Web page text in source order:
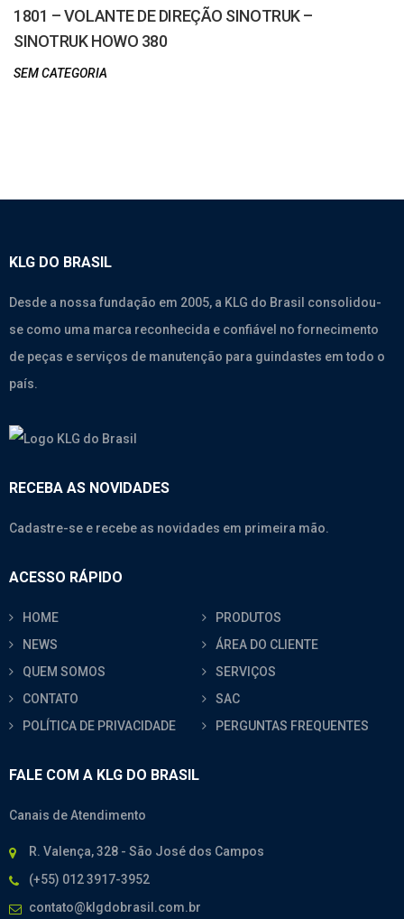
1801 – VOLANTE DE DIREÇÃO SINOTRUK –
SINOTRUK HOWO 380
SEM CATEGORIA
KLG DO BRASIL
Desde a nossa fundação em 2005, a KLG do Brasil consolidou-
se como uma marca reconhecida e confiável no fornecimento
de peças e serviços de manutenção para guindastes em todo o
país.
RECEBA AS NOVIDADES
Cadastre-se e recebe as novidades em primeira mão.
ACESSO RÁPIDO
HOME
PRODUTOS
NEWS
ÁREA DO CLIENTE
QUEM SOMOS
SERVIÇOS
CONTATO
SAC
POLÍTICA DE PRIVACIDADE
PERGUNTAS FREQUENTES
FALE COM A KLG DO BRASIL
Canais de Atendimento
R. Valença, 328 - São José dos Campos
(+55) 012 3917-3952
contato@klgdobrasil.com.br